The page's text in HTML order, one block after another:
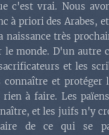
c'est vrai. Nous
à priori des Arabes,
naissance très
le monde. D'un autre
et les
connaître et
rien à faire. Les
et les juifs n'y
de ce qui se